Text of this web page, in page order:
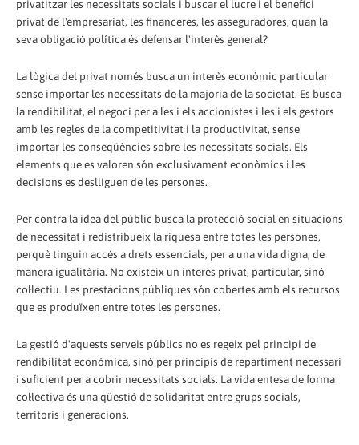
privatitzar les necessitats socials i buscar el lucre i el benefici
privat de l'empresariat, les financeres, les asseguradores, quan la
seva obligació política és defensar l'interès general?
La lògica del privat només busca un interès econòmic particular
sense importar les necessitats de la majoria de la societat. Es busca
la rendibilitat, el negoci per a les i els accionistes i les i els gestors
amb les regles de la competitivitat i la productivitat, sense
importar les conseqüències sobre les necessitats socials. Els
elements que es valoren són exclusivament econòmics i les
decisions es deslliguen de les persones.
Per contra la idea del públic busca la protecció social en situacions
de necessitat i redistribueix la riquesa entre totes les persones,
perquè tinguin accés a drets essencials, per a una vida digna, de
manera igualitària. No existeix un interès privat, particular, sinó
col·lectiu. Les prestacions públiques són cobertes amb els recursos
que es produïxen entre totes les persones.
La gestió d'aquests serveis públics no es regeix pel principi de
rendibilitat econòmica, sinó per principis de repartiment necessari
i suficient per a cobrir necessitats socials. La vida entesa de forma
col·lectiva és una qüestió de solidaritat entre grups socials,
territoris i generacions.